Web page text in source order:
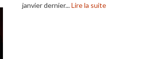
janvier dernier...Lire la suite